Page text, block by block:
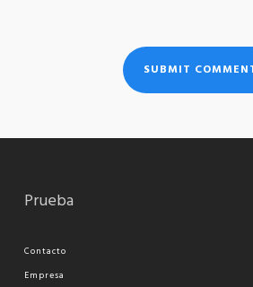
Prueba
Contacto
Empresa